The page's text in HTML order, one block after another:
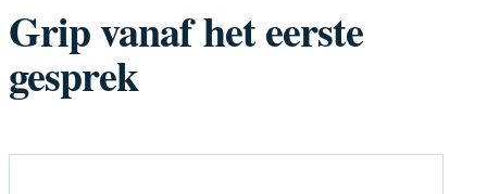
Grip vanaf het eerste
gesprek